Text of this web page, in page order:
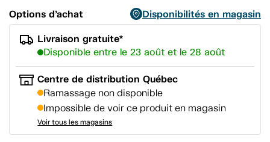
Options d’achat
Disponibilités en magasin
Livraison gratuite*
Disponible entre le 23 août et le 28 août
Centre de distribution Québec
Ramassage non disponible
Impossible de voir ce produit en magasin
Voir tous les magasins